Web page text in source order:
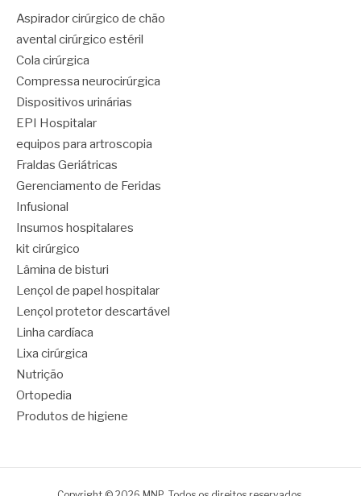
Aspirador cirúrgico de chão
avental cirúrgico estéril
Cola cirúrgica
Compressa neurocirúrgica
Dispositivos urinárias
EPI Hospitalar
equipos para artroscopia
Fraldas Geriátricas
Gerenciamento de Feridas
Infusional
Insumos hospitalares
kit cirúrgico
Lâmina de bisturi
Lençol de papel hospitalar
Lençol protetor descartável
Linha cardíaca
Lixa cirúrgica
Nutrição
Ortopedia
Produtos de higiene